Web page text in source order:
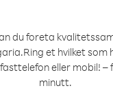
du foreta
Ring et hvilket som
eller mobil! –
minutt.